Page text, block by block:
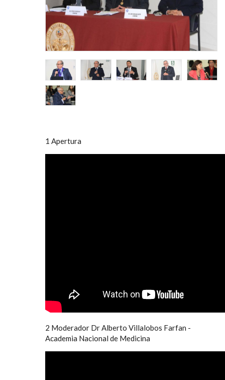
1 Apertura
2 Moderador Dr Alberto Villalobos Farfan -
Academia Nacional de Medicina